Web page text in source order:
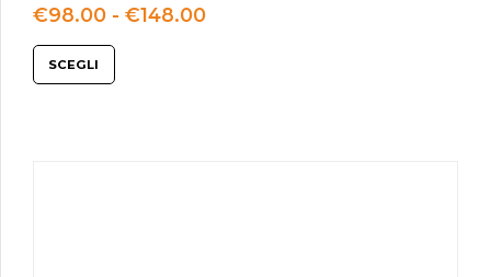
€98.00 - €148.00Fascia
SCEGLI